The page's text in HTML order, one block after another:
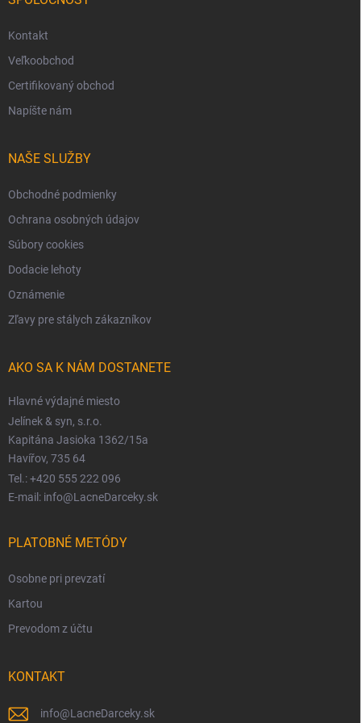
Kontakt
Veľkoobchod
Certifikovaný obchod
Napíšte nám
NAŠE SLUŽBY
Obchodné podmienky
Ochrana osobných údajov
Súbory cookies
Dodacie lehoty
Oznámenie
Zľavy pre stálych zákazníkov
AKO SA K NÁM DOSTANETE
Hlavné výdajné miesto
Jelínek & syn, s.r.o.
Kapitána Jasioka 1362/15a
Havířov, 735 64
Tel.: +420 555 222 096
E-mail: info@LacneDarceky.sk
PLATOBNÉ METÓDY
Osobne pri prevzatí
Kartou
Prevodom z účtu
KONTAKT
info@LacneDarceky.sk